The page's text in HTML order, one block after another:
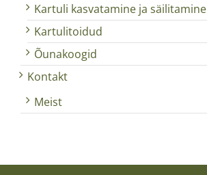
Kartuli kasvatamine ja säilitamine
Kartulitoidud
Õunakoogid
Kontakt
Meist